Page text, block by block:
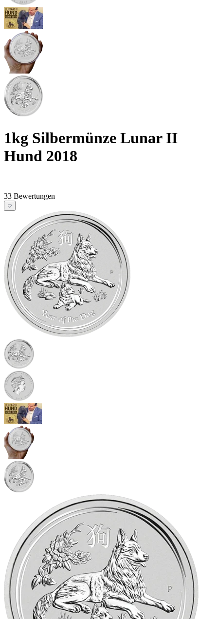
1kg Silbermünze Lunar II
Hund 2018
33 Bewertungen